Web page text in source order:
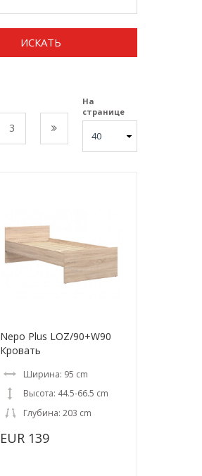
ИСКАТЬ
3
На
странице
Nepo Plus LOZ/90+W90
Кровать
Ширина: 95 cm
Высота: 44.5-66.5 cm
Глубина: 203 cm
EUR 139